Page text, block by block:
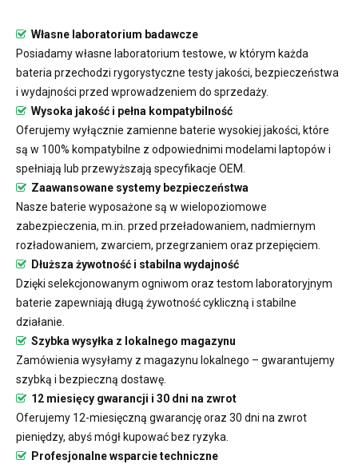
Własne laboratorium badawcze
Posiadamy własne laboratorium testowe, w którym każda
bateria przechodzi rygorystyczne testy jakości, bezpieczeństwa
i wydajności przed wprowadzeniem do sprzedaży.
Wysoka jakość i pełna kompatybilność
Oferujemy wyłącznie zamienne baterie wysokiej jakości, które
są w 100% kompatybilne z odpowiednimi modelami laptopów i
spełniają lub przewyższają specyfikacje OEM.
Zaawansowane systemy bezpieczeństwa
Nasze baterie wyposażone są w wielopoziomowe
zabezpieczenia, m.in. przed przeładowaniem, nadmiernym
rozładowaniem, zwarciem, przegrzaniem oraz przepięciem.
Dłuższa żywotność i stabilna wydajność
Dzięki selekcjonowanym ogniwom oraz testom laboratoryjnym
baterie zapewniają długą żywotność cykliczną i stabilne
działanie.
Szybka wysyłka z lokalnego magazynu
Zamówienia wysyłamy z magazynu lokalnego – gwarantujemy
szybką i bezpieczną dostawę.
12 miesięcy gwarancji i 30 dni na zwrot
Oferujemy 12-miesięczną gwarancję oraz 30 dni na zwrot
pieniędzy, abyś mógł kupować bez ryzyka.
Profesjonalne wsparcie techniczne